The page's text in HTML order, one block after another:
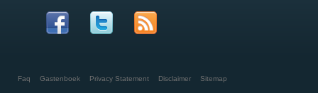
Faq Gastenboek Privacy Statement Disclaimer Sitemap